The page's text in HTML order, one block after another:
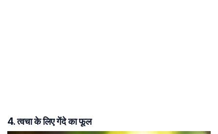
4. त्वचा के लिए गेंदे का फूल